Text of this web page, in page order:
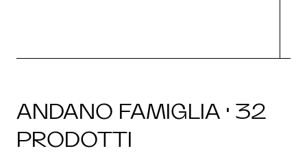
ANDANO FAMIGLIA · 32
PRODOTTI